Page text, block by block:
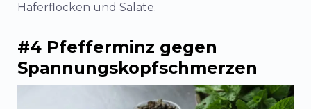
Haferflocken und Salate.
#4 Pfefferminz gegen
Spannungskopfschmerzen